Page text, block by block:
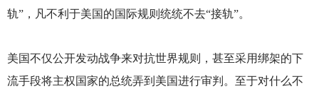
轨”，凡不利于美国的国际规则统统不去“接轨”。
美国不仅公开发动战争来对抗世界规则，甚至采用绑架的下
流手段将主权国家的总统弄到美国进行审判。至于对什么不